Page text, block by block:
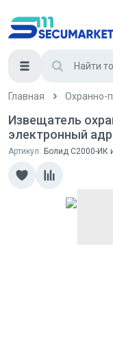
Главная Охранно-
Извещатель
электронный
Артикул: Болид С2000-ИК